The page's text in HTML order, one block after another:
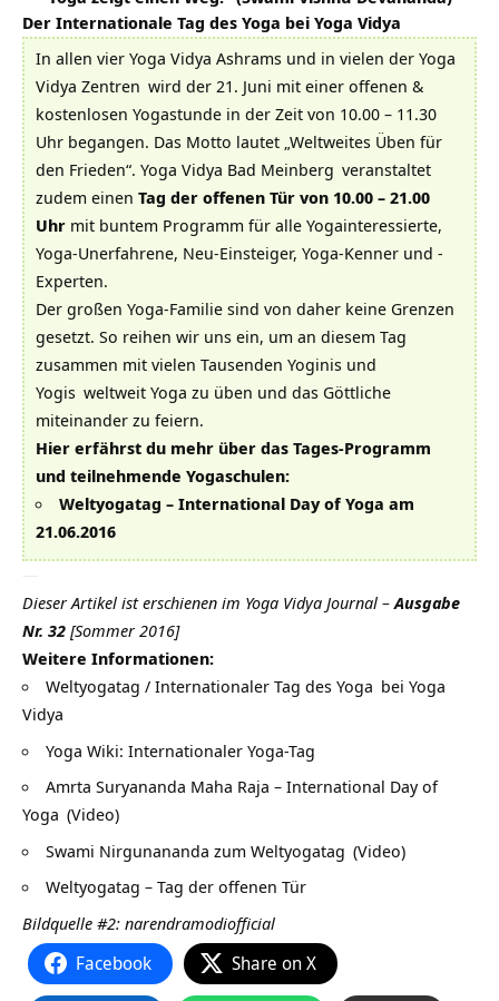
Der Internationale Tag des Yoga bei Yoga Vidya
In allen vier Yoga Vidya Ashrams und in vielen der Yoga
Vidya Zentren wird der 21. Juni mit einer offenen &
kostenlosen Yogastunde in der Zeit von 10.00 – 11.30
Uhr begangen. Das Motto lautet „Weltweites Üben für
den Frieden“. Yoga Vidya Bad Meinberg veranstaltet
zudem einen Tag der offenen Tür von 10.00 – 21.00
Uhr mit buntem Programm für alle Yogainteressierte,
Yoga-Unerfahrene, Neu-Einsteiger, Yoga-Kenner und -
Experten.
Der großen Yoga-Familie sind von daher keine Grenzen
gesetzt. So reihen wir uns ein, um an diesem Tag
zusammen mit vielen Tausenden Yoginis und
Yogis weltweit Yoga zu üben und das Göttliche
miteinander zu feiern.
Hier erfährst du mehr über das Tages-Programm
und teilnehmende Yogaschulen:
Weltyogatag – International Day of Yoga am
21.06.2016
Dieser Artikel ist erschienen im Yoga Vidya Journal –Ausgabe
Nr. 32 [Sommer 2016]
Weitere Informationen:
Weltyogatag / Internationaler Tag des Yoga bei Yoga
Vidya
Yoga Wiki: Internationaler Yoga-Tag
Amrta Suryananda Maha Raja – International Day of
Yoga (Video)
Swami Nirgunananda zum Weltyogatag (Video)
Weltyogatag – Tag der offenen Tür
Bildquelle #2: narendramodiofficial
Facebook Share on X